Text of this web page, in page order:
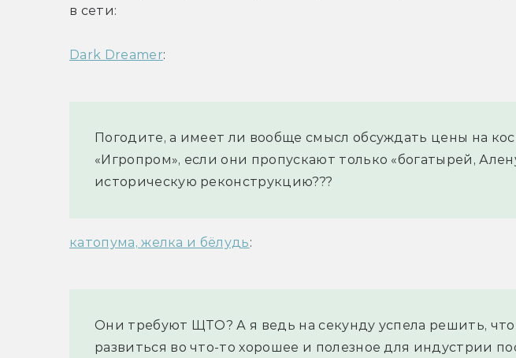
в сети:
Dark Dreamer:
Погодите, а имеет ли вообще смысл обсуждать цены на
«Игропром», если они пропускают только «богатырей,
историческую реконструкцию???
катопума, желка и бëлудь:
Они требуют ЩТО? А я ведь на секунду успела решить,
развиться во что-то хорошее и полезное для индустрии